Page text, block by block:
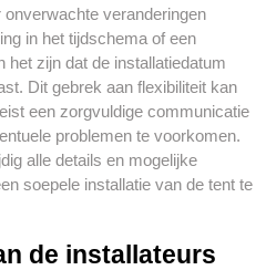
onverwachte veranderingen
in het tijdschema of een
het zijn dat de installatiedatum
Dit gebrek aan flexibiliteit kan
een zorgvuldige communicatie
problemen te voorkomen.
alle details en mogelijke
soepele installatie van de tent te
de installateurs